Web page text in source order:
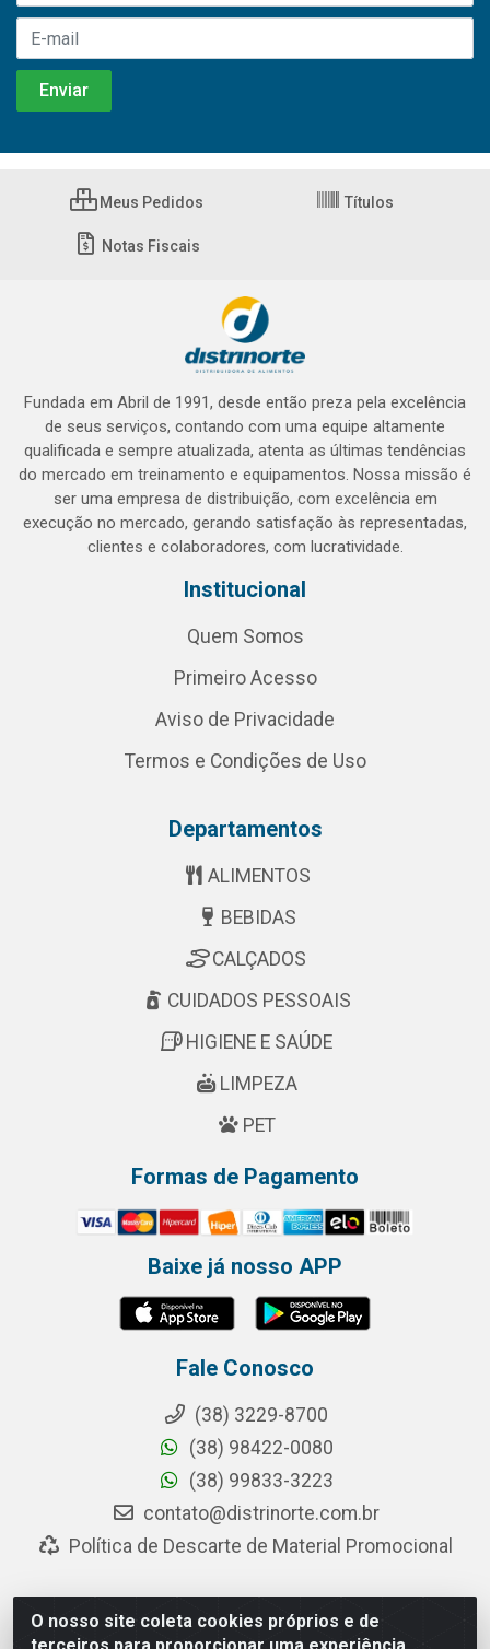
O nosso site coleta cookies próprios e de
Meus Pedidos Títulos
Notas Fiscais
Fundada em Abril de 1991, desde então preza pela excelência
de seus serviços, contando com uma equipe altamente
qualificada e sempre atualizada, atenta as últimas tendências
do mercado em treinamento e equipamentos. Nossa missão é
ser uma empresa de distribuição, com excelência em
execução no mercado, gerando satisfação às representadas,
clientes e colaboradores, com lucratividade.
Institucional
Quem Somos
Primeiro Acesso
Aviso de Privacidade
Termos e Condições de Uso
Departamentos
ALIMENTOS
BEBIDAS
CALÇADOS
CUIDADOS PESSOAIS
HIGIENE E SAÚDE
LIMPEZA
PET
Formas de Pagamento
Baixe já nosso APP
Fale Conosco
(38) 3229-8700
(38) 98422-0080
(38) 99833-3223
contato@distrinorte.com.br
Política de Descarte de Material Promocional
Distrinorte Distribuidora de Alimentos - Avenida Pedro